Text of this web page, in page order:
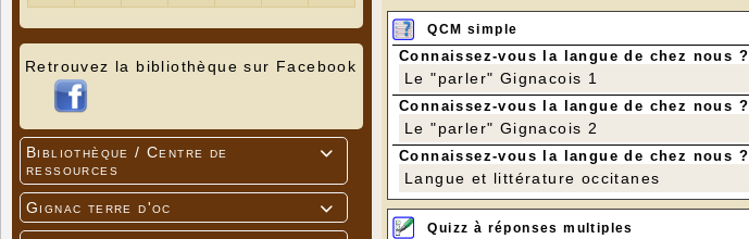
Retrouvez la bibliothèque sur Facebook

Bibliothèque / Centre de
ressources

Gignac terre d'oc
QCM simple
Connaissez-vous la langue de chez nous ?
Le "parler" Gignacois 1
Connaissez-vous la langue de chez nous ?
Le "parler" Gignacois 2
Connaissez-vous la langue de chez nous ?
Langue et littérature occitanes
Quizz à réponses multiples